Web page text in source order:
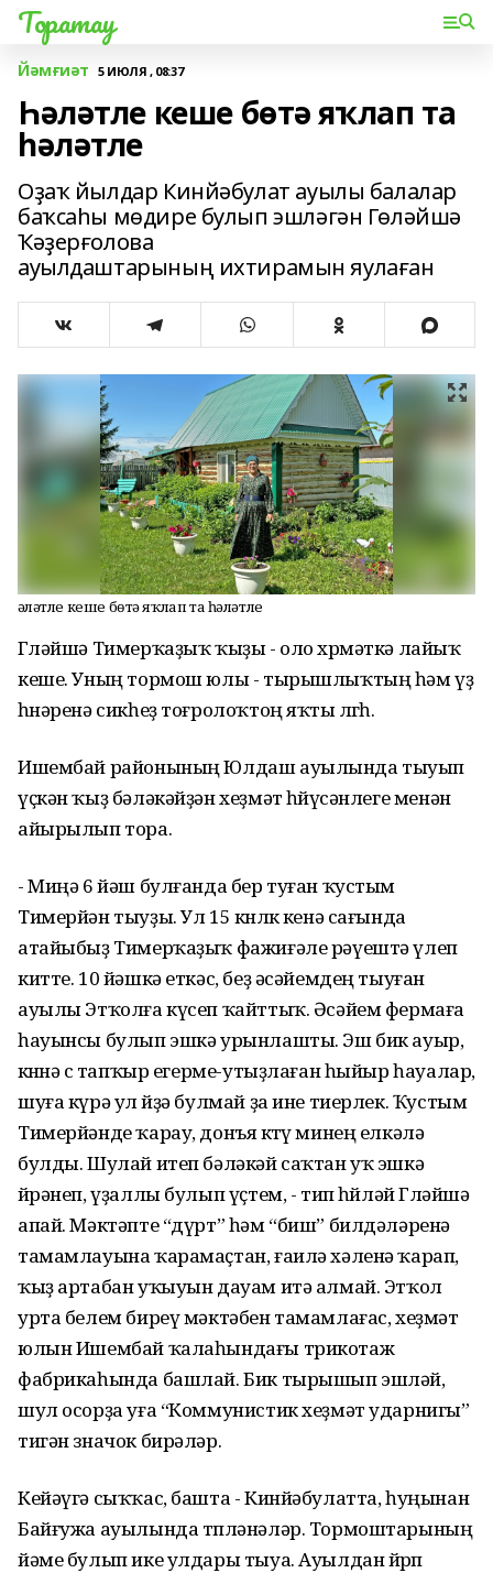
Торатау
Йәмғиәт 5 ИЮЛЯ , 08:37
Һәләтле кеше бөтә яҡлап та
һәләтле
Оҙаҡ йылдар Кинйәбулат ауылы балалар
баҡсаһы мөдире булып эшләгән Гөләйшә
Ҡәҙерғолова
ауылдаштарының ихтирамын яулаған
Һәләтле кеше бөтә яҡлап та һәләтле
Гөләйшә Тимерҡаҙыҡ ҡыҙы - оло хөрмәткә лайыҡ
кеше. Уның тормош юлы - тырышлыҡтың һәм үҙ
һөнәренә сикһеҙ тоғролоҡтоң яҡты өлгөһө.
Ишембай районының Юлдаш ауылында тыуып
үҫкән ҡыҙ бәләкәйҙән хеҙмәт һөйөүсәнлеге менән
айырылып тора.
- Миңә 6 йәш булғанда бер туған ҡустым
Тимерйән тыуҙы. Ул 15 көнлөк кенә сағында
атайыбыҙ Тимерҡаҙыҡ фажиғәле рәүештә үлеп
китте. 10 йәшкә еткәс, беҙ әсәйемдең тыуған
ауылы Этҡолға күсеп ҡайттыҡ. Әсәйем фермаға
һауынсы булып эшкә урынлашты. Эш бик ауыр,
көнөнә өс тапҡыр егерме-утыҙлаған һыйыр һауалар,
шуға күрә ул өйҙә булмай ҙа ине тиерлек. Ҡустым
Тимерйәнде ҡарау, донъя көтөү минең елкәлә
булды. Шулай итеп бәләкәй саҡтан уҡ эшкә
өйрәнеп, үҙаллы булып үҫтем, - тип һөйләй Гөләйшә
апай. Мәктәпте “дүрт” һәм “биш” билдәләренә
тамамлауына ҡарамаҫтан, ғаилә хәленә ҡарап,
ҡыҙ артабан уҡыуын дауам итә алмай. Этҡол
урта белем биреү мәктәбен тамамлағас, хеҙмәт
юлын Ишембай ҡалаһындағы трикотаж
фабрикаһында башлай. Бик тырышып эшләй,
шул осорҙа уға “Коммунистик хеҙмәт ударнигы”
тигән значок бирәләр.
Кейәүгә сыҡҡас, башта - Кинйәбулатта, һуңынан
Байғужа ауылында төпләнәләр. Тормоштарының
йәме булып ике улдары тыуа. Ауылдан йөрөп